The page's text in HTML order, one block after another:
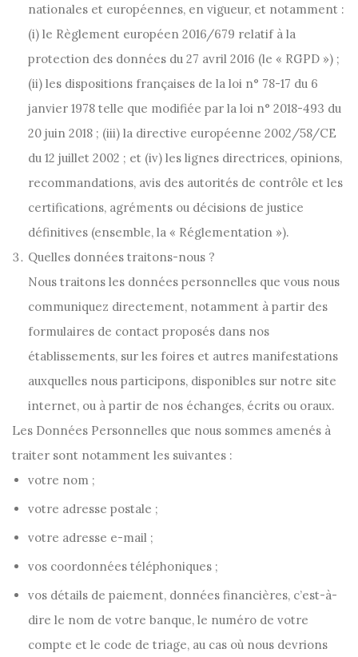
nationales et européennes, en vigueur, et notamment :
(i) le Règlement européen 2016/679 relatif à la
protection des données du 27 avril 2016 (le « RGPD ») ;
(ii) les dispositions françaises de la loi n° 78-17 du 6
janvier 1978 telle que modifiée par la loi n° 2018-493 du
20 juin 2018 ; (iii) la directive européenne 2002/58/CE
du 12 juillet 2002 ; et (iv) les lignes directrices, opinions,
recommandations, avis des autorités de contrôle et les
certifications, agréments ou décisions de justice
définitives (ensemble, la « Réglementation »).
Quelles données traitons-nous ?
Nous traitons les données personnelles que vous nous
communiquez directement, notamment à partir des
formulaires de contact proposés dans nos
établissements, sur les foires et autres manifestations
auxquelles nous participons, disponibles sur notre site
internet, ou à partir de nos échanges, écrits ou oraux.
Les Données Personnelles que nous sommes amenés à
traiter sont notamment les suivantes :
votre nom ;
votre adresse postale ;
votre adresse e-mail ;
vos coordonnées téléphoniques ;
vos détails de paiement, données financières, c’est-à-
dire le nom de votre banque, le numéro de votre
compte et le code de triage, au cas où nous devrions